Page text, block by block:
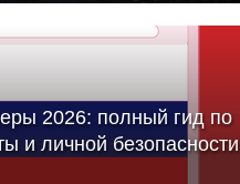
2026: полный гид по
и личной безопасности